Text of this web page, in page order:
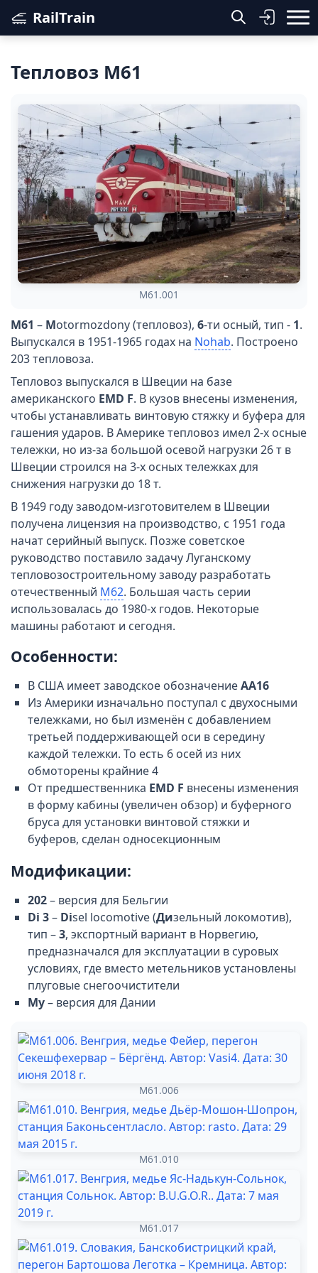
RailTrain
Тепловоз М61
M61.001
М61 – Motormozdony (тепловоз), 6-ти осный, тип - 1.
Выпускался в 1951-1965 годах на Nohab. Построено
203 тепловоза.
Тепловоз выпускался в Швеции на базе
американского EMD F. В кузов внесены изменения,
чтобы устанавливать винтовую стяжку и буфера для
гашения ударов. В Америке тепловоз имел 2-х осные
тележки, но из-за большой осевой нагрузки 26 т в
Швеции строился на 3-х осных тележках для
снижения нагрузки до 18 т.
В 1949 году заводом-изготовителем в Швеции
получена лицензия на производство, с 1951 года
начат серийный выпуск. Позже советское
руководство поставило задачу Луганскому
тепловозостроительному заводу разработать
отечественный М62. Большая часть серии
использовалась до 1980-х годов. Некоторые
машины работают и сегодня.
Особенности:
В США имеет заводское обозначениеАА16
Из Америки изначально поступал с двухосными
тележками, но был изменён с добавлением
третьей поддерживающей оси в середину
каждой тележки. То есть 6 осей из них
обмоторены крайние 4
От предшественника EMD F внесены изменения
в форму кабины (увеличен обзор) и буферного
бруса для установки винтовой стяжки и
буферов, сделан односекционным
Модификации:
202– версия для Бельгии
Di 3– Disel locomotive (Дизельный локомотив),
тип –3, экспортный вариант в Норвегию,
предназначался для эксплуатации в суровых
условиях, где вместо метельников установлены
плуговые снегоочистители
My– версия для Дании
M61.006
M61.010
M61.017